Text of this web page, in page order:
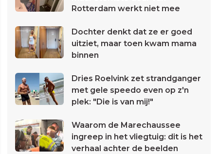
Rotterdam werkt niet mee
Dochter denkt dat ze er goed
uitziet, maar toen kwam mama
binnen
Dries Roelvink zet strandganger
met gele speedo even op z'n
plek: "Die is van mij!"
Waarom de Marechaussee
ingreep in het vliegtuig: dit is het
verhaal achter de beelden